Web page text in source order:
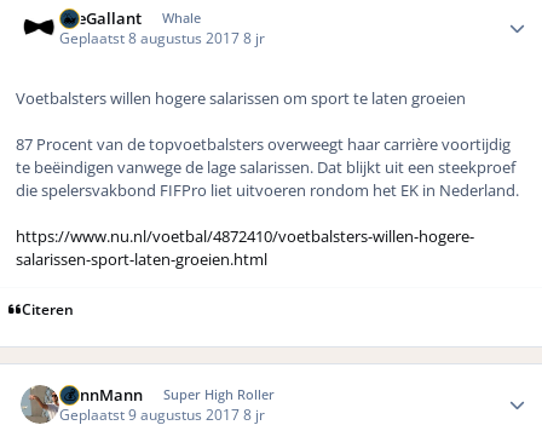
TheGallant Whale
Geplaatst8 augustus 20178 jr
Voetbalsters willen hogere salarissen om sport te laten groeien
87 Procent van de topvoetbalsters overweegt haar carrière voortijdig
te beëindigen vanwege de lage salarissen. Dat blijkt uit een steekproef
die spelersvakbond FIFPro liet uitvoeren rondom het EK in Nederland.
https://www.nu.nl/voetbal/4872410/voetbalsters-willen-hogere-
salarissen-sport-laten-groeien.html
Citeren
DennMann Super High Roller
Geplaatst9 augustus 20178 jr